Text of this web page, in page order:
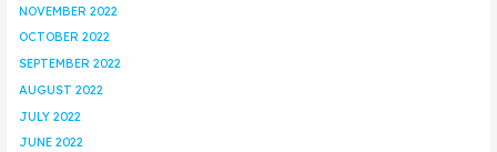
NOVEMBER 2022
OCTOBER 2022
SEPTEMBER 2022
AUGUST 2022
JULY 2022
JUNE 2022